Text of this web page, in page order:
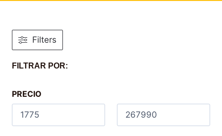
Filters
FILTRAR POR:
PRECIO